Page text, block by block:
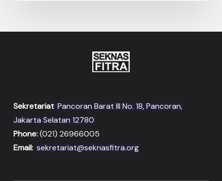
Sekretariat Pancoran Barat III No. 18, Pancoran,
Jakarta Selatan 12780
Phone:(021) 26966005
Email: sekretariat@seknasfitra.org